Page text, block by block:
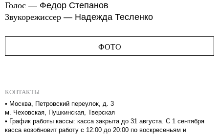
Голос — Федор Степанов
Звукорежиссер — Надежда Тесленко
ФОТО
КОНТАКТЫ
• Москва, Петровский переулок, д. 3
м. Чеховская, Пушкинская, Тверская
• График работы кассы: касса закрыта до 31 августа. С 1 сентября
касса возобновит работу с 12:00 до 20:00 по воскресеньям и